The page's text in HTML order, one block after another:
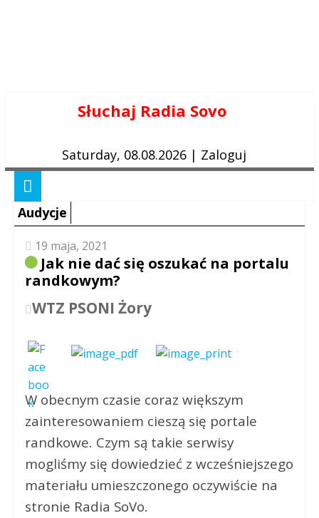
Słuchaj Radia Sovo
Saturday, 08.08.2026 | Zaloguj
Audycje
19 maja, 2021
Jak nie dać się oszukać na portalu
randkowym?
WTZ PSONI Żory
W obecnym czasie coraz większym
zainteresowaniem cieszą się portale
randkowe. Czym są takie serwisy
mogliśmy się dowiedzieć z wcześniejszego
materiału umieszczonego oczywiście na
stronie Radia SoVo.